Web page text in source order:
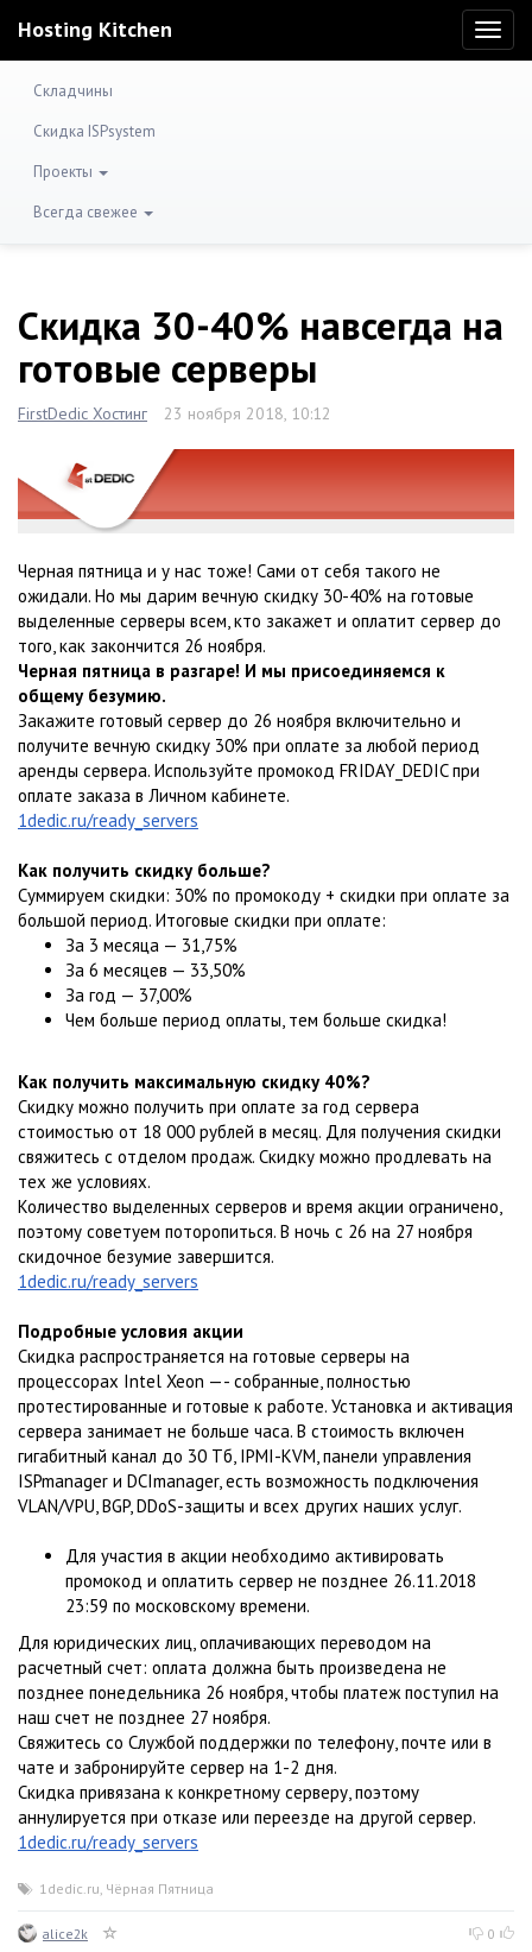
Hosting Kitchen
Складчины
Скидка ISPsystem
Проекты
Всегда свежее
Скидка 30-40% навсегда на
готовые серверы
FirstDedic Хостинг 23 ноября 2018, 10:12
Черная пятница и у нас тоже! Сами от себя такого не
ожидали. Но мы дарим вечную скидку 30-40% на готовые
выделенные серверы всем, кто закажет и оплатит сервер до
того, как закончится 26 ноября.
Черная пятница в разгаре! И мы присоединяемся к
общему безумию.
Закажите готовый сервер до 26 ноября включительно и
получите вечную скидку 30% при оплате за любой период
аренды сервера. Используйте промокод FRIDAY_DEDIC при
оплате заказа в Личном кабинете.
1dedic.ru/ready_servers
Как получить скидку больше?
Суммируем скидки: 30% по промокоду + скидки при оплате за
большой период. Итоговые скидки при оплате:
За 3 месяца — 31,75%
За 6 месяцев — 33,50%
За год — 37,00%
Чем больше период оплаты, тем больше скидка!
Как получить максимальную скидку 40%?
Скидку можно получить при оплате за год сервера
стоимостью от 18 000 рублей в месяц. Для получения скидки
свяжитесь с отделом продаж. Скидку можно продлевать на
тех же условиях.
Количество выделенных серверов и время акции ограничено,
поэтому советуем поторопиться. В ночь с 26 на 27 ноября
скидочное безумие завершится.
1dedic.ru/ready_servers
Подробные условия акции
Скидка распространяется на готовые серверы на
процессорах Intel Xeon —- собранные, полностью
протестированные и готовые к работе. Установка и активация
сервера занимает не больше часа. В стоимость включен
гигабитный канал до 30 Тб, IPMI-KVM, панели управления
ISPmanager и DCImanager, есть возможность подключения
VLAN/VPU, BGP, DDoS-защиты и всех других наших услуг.
Для участия в акции необходимо активировать
промокод и оплатить сервер не позднее 26.11.2018
23:59 по московскому времени.
Для юридических лиц, оплачивающих переводом на
расчетный счет: оплата должна быть произведена не
позднее понедельника 26 ноября, чтобы платеж поступил на
наш счет не позднее 27 ноября.
Свяжитесь со Службой поддержки по телефону, почте или в
чате и забронируйте сервер на 1-2 дня.
Скидка привязана к конкретному серверу, поэтому
аннулируется при отказе или переезде на другой сервер.
1dedic.ru/ready_servers
1dedic.ru Чёрная Пятница
alice2k 0